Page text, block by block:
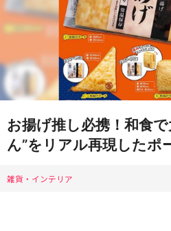
お揚げ推し必携！和食
ん”をリアル再現したポ
雑貨・インテリア